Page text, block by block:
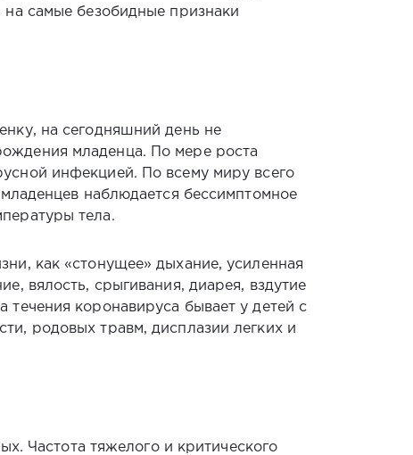
на самые безобидные признаки
на сегодняшний день не
младенца. По мере роста
инфекцией. По всему миру всего
наблюдается бессимптомное
тела.
как «стонущее» дыхание, усиленная
вялость, срыгивания, диарея, вздутие
коронавируса бывает у детей с
родовых травм, дисплазии легких и
Частота тяжелого и критического